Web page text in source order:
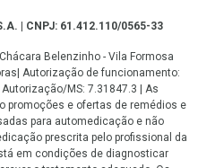
| CNPJ: 61.412.110/0565-33
Belenzinho - Vila Formosa
Autorização de funcionamento:
MS: 7.31847.3 | As
promoções e ofertas de remédios e
para automedicação e não
prescrita pelo profissional da
em condições de diagnosticar